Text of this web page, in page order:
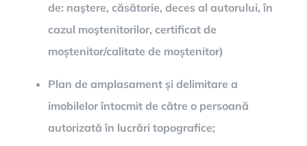
de: naştere, căsătorie, deces al autorului, în
cazul moştenitorilor, certificat de
moștenitor/calitate de moștenitor)
Plan de amplasament și delimitare a
imobilelor întocmit de către o persoană
autorizată în lucrări topografice;